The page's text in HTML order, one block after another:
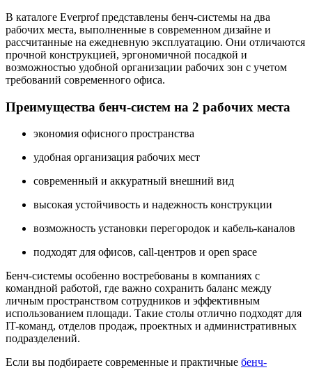
В каталоге Everprof представлены бенч-системы на два
рабочих места, выполненные в современном дизайне и
рассчитанные на ежедневную эксплуатацию. Они отличаются
прочной конструкцией, эргономичной посадкой и
возможностью удобной организации рабочих зон с учетом
требований современного офиса.
Преимущества бенч-систем на 2 рабочих места
экономия офисного пространства
удобная организация рабочих мест
современный и аккуратный внешний вид
высокая устойчивость и надежность конструкции
возможность установки перегородок и кабель-каналов
подходят для офисов, call-центров и open space
Бенч-системы особенно востребованы в компаниях с
командной работой, где важно сохранить баланс между
личным пространством сотрудников и эффективным
использованием площади. Такие столы отлично подходят для
IT-команд, отделов продаж, проектных и административных
подразделений.
Если вы подбираете современные и практичные бенч-